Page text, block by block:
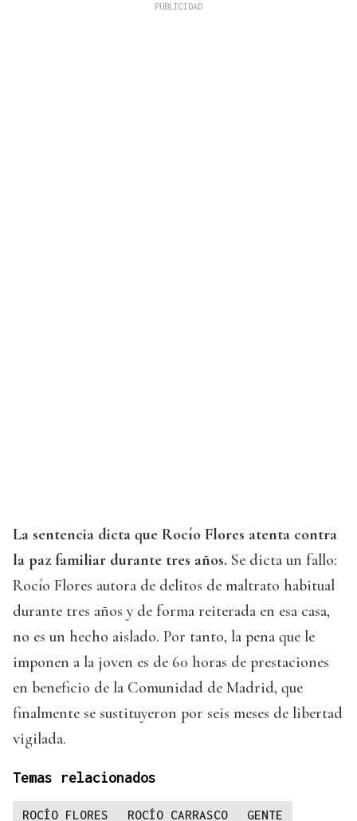
La sentencia dicta que Rocío Flores atenta contra
la paz familiar durante tres años. Se dicta un fallo:
Rocío Flores autora de delitos de maltrato habitual
durante tres años y de forma reiterada en esa casa,
no es un hecho aislado. Por tanto, la pena que le
imponen a la joven es de 60 horas de prestaciones
en beneficio de la Comunidad de Madrid, que
finalmente se sustituyeron por seis meses de libertad
vigilada.
Temas relacionados
ROCÍO FLORES ROCÍO CARRASCO GENTE